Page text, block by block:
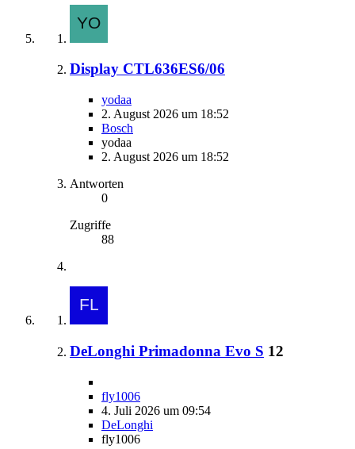
Display CTL636ES6/06
yodaa
2. August 2026 um 18:52
Bosch
yodaa
2. August 2026 um 18:52
Antworten
0
Zugriffe
88
DeLonghi Primadonna Evo S 12
fly1006
4. Juli 2026 um 09:54
DeLonghi
fly1006